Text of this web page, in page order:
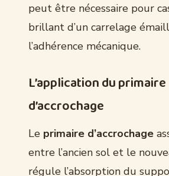
peut être nécessaire pour
brillant d’un carrelage
l’adhérence mécanique.
L’application du primaire
d’accrochage
Le primaire d’accrochage
entre l’ancien sol et le
régule l’absorption du